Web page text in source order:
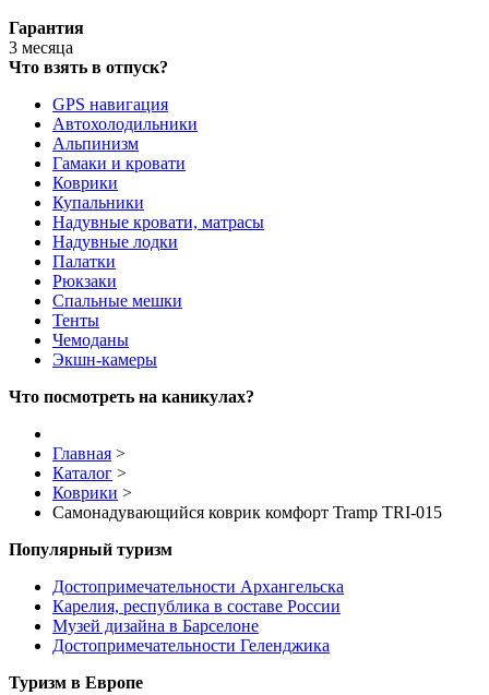
Гарантия
3 месяца
Что взять в отпуск?
GPS навигация
Автохолодильники
Альпинизм
Гамаки и кровати
Коврики
Купальники
Надувные кровати, матрасы
Надувные лодки
Палатки
Рюкзаки
Спальные мешки
Тенты
Чемоданы
Экшн-камеры
Что посмотреть на каникулах?
Главная >
Каталог >
Коврики >
Самонадувающийся коврик комфорт Tramp TRI-015
Популярный туризм
Достопримечательности Архангельска
Карелия, республика в составе России
Музей дизайна в Барселоне
Достопримечательности Геленджика
Туризм в Европе